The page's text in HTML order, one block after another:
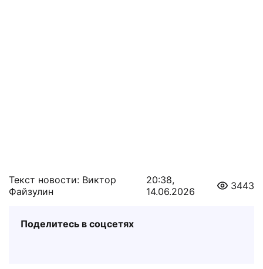
Текст новости: Виктор
Файзулин
20:38,
14.06.2026
3443
Поделитесь в соцсетях